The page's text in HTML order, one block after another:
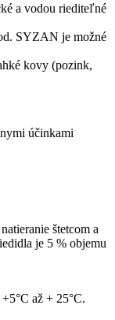
a vodou riediteľné
SYZAN je možné
kovy (pozink,
účinkami
štetcom a
je 5 % objemu
až + 25°C.